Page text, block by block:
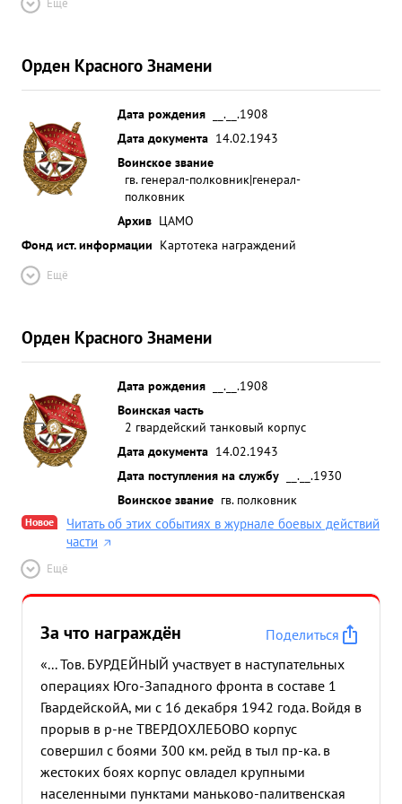
Ещё
Орден Красного Знамени
Дата рождения
__.__.1908
Дата документа 14.02.1943
Воинское звание
гв. генерал-полковник|генерал-
полковник
Архив ЦАМО
Фонд ист. информации Картотека награждений
Ещё
Орден Красного Знамени
Дата рождения
__.__.1908
Воинская часть
2 гвардейский танковый корпус
Дата документа 14.02.1943
Дата поступления на службу
__.__.1930
Воинское звание гв. полковник
Новое
Читать об этих событиях в журнале боевых действий
части
Ещё
За что награждён
Поделиться
«... Тов. БУРДЕЙНЫЙ участвует в наступательных
операциях Юго-Западного фронта в составе 1
ГвардейскойА, ми с 16 декабря 1942 года. Войдя в
прорыв в р-не ТВЕРДОХЛЕБОВО корпус
совершил с боями 300 км. рейд в тыл пр-ка. в
жестоких боях корпус овладел крупными
населенными пунктами маньково-палитвенская